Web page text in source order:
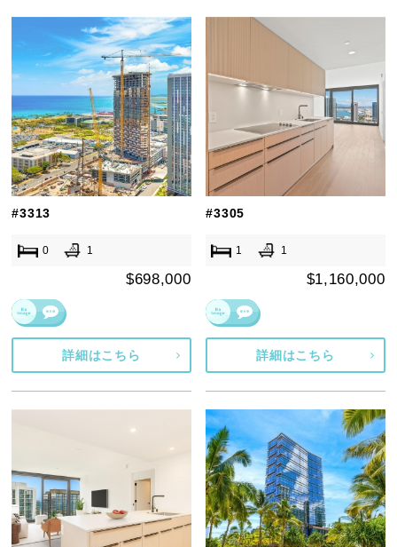
#3313
0 1
$698,000
詳細はこちら
#3305
1 1
$1,160,000
詳細はこちら